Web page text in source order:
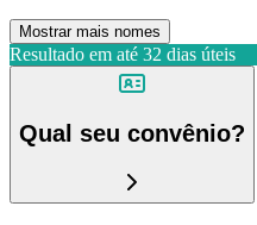
Mostrar mais nomes
Resultado em até 32 dias úteis
Qual seu convênio?